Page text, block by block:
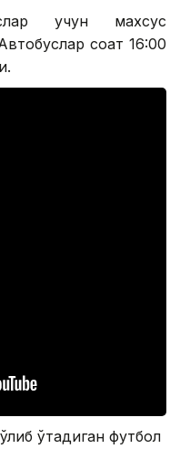
учун махсус
соат 16:00
ўтадиган футбол